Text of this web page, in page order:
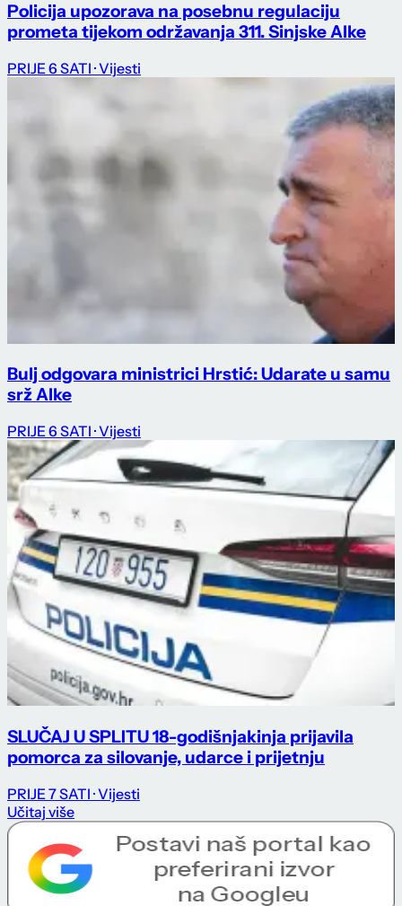
Policija upozorava na posebnu regulaciju
prometa tijekom održavanja 311. Sinjske Alke
PRIJE 6 SATI · Vijesti
Bulj odgovara ministrici Hrstić: Udarate u samu
srž Alke
PRIJE 6 SATI · Vijesti
SLUČAJ U SPLITU 18-godišnjakinja prijavila
pomorca za silovanje, udarce i prijetnju
PRIJE 7 SATI · Vijesti
Učitaj više